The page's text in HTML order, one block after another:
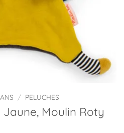
/ PELUCHES
Moulin Roty